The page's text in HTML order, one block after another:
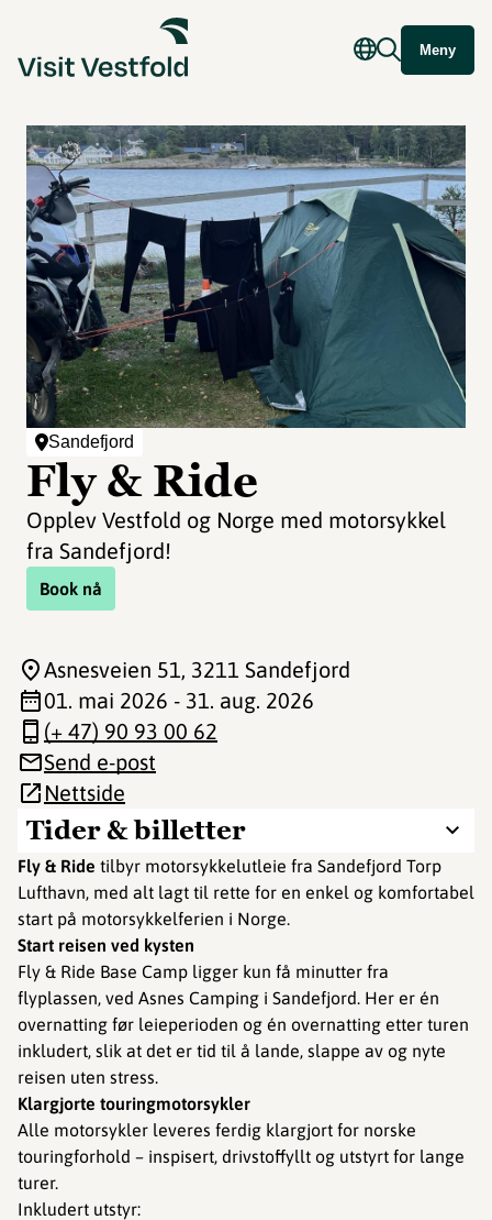
Meny
Sandefjord
Fly & Ride
Opplev Vestfold og Norge med motorsykkel
fra Sandefjord!
Book nå
Tider & billetter
Fly & Ride tilbyr motorsykkelutleie fra Sandefjord Torp
Lufthavn, med alt lagt til rette for en enkel og komfortabel
start på motorsykkelferien i Norge.
Start reisen ved kysten
Fly & Ride Base Camp ligger kun få minutter fra
flyplassen, ved Asnes Camping i Sandefjord. Her er én
overnatting før leieperioden og én overnatting etter turen
inkludert, slik at det er tid til å lande, slappe av og nyte
reisen uten stress.
Klargjorte touringmotorsykler
Alle motorsykler leveres ferdig klargjort for norske
touringforhold – inspisert, drivstoffyllt og utstyrt for lange
turer.
Inkludert utstyr:
Asnesveien 51, 3211 Sandefjord
01. mai 2026 - 31. aug. 2026
(+ 47) 90 93 00 62
Send e-post
Nettside